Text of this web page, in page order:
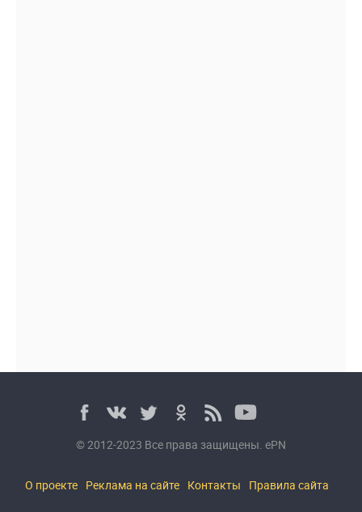
© 2012-2023 Все права защищены. ePN
О проекте Реклама на сайте Контакты Правила сайта